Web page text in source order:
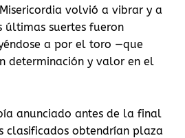
volvió a vibrar y a
últimas suertes fueron
a por el toro —que
determinación y valor en el
anunciado antes de la final
clasificados obtendrían plaza